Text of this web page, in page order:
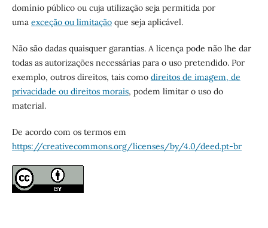
domínio público ou cuja utilização seja permitida por
uma exceção ou limitaçãoque seja aplicável.
Não são dadas quaisquer garantias. A licença pode não lhe dar
todas as autorizações necessárias para o uso pretendido. Por
exemplo, outros direitos, tais como direitos de imagem, de
privacidade ou direitos morais, podem limitar o uso do
material.
De acordo com os termos em
https://creativecommons.org/licenses/by/4.0/deed.pt-br